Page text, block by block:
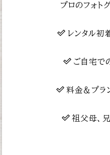
プロのフォト
レンタル初
ご自宅で
料金＆プラ
祖父母、